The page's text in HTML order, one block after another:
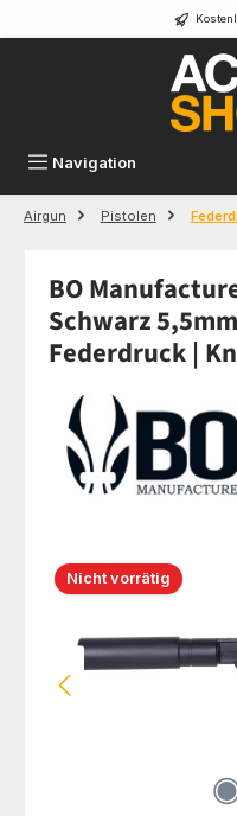
Zum Hauptinhalt springen
Navigation
Airgun Pistolen
BO
Schwarz
Federdruck |
Bildergalerie überspringen
Nicht vorrätig